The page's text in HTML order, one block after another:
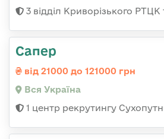
3 відділ Криворізького РТЦК
Сапер
від 21000 до 121000 грн
Вся Україна
1 центр рекрутингу